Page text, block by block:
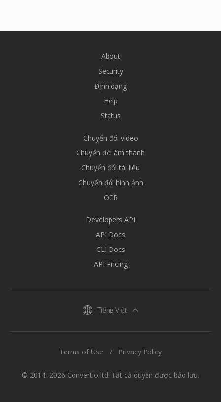
About
Security
Định dạng
Help
Status
Chuyển đổi video
Chuyển đổi âm thanh
Chuyển đổi tài liệu
Chuyển đổi hình ảnh
OCR
Developers API
API Docs
CLI Docs
API Pricing
Tiếng Việt
© 2014–2026 Convertio ltd. Tất cả quyền được bảo lưu.
Terms of Use Privacy Policy